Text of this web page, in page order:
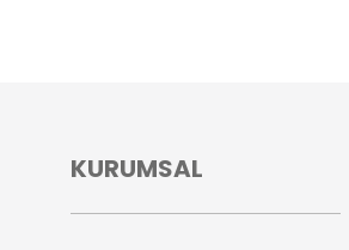
KURUMSAL